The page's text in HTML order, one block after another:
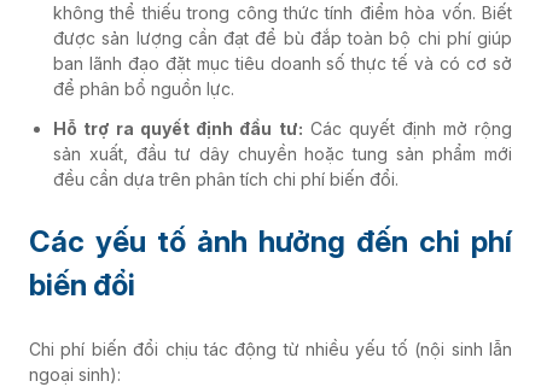
không thể thiếu trong công thức tính điểm hòa vốn. Biết
được sản lượng cần đạt để bù đắp toàn bộ chi phí giúp
ban lãnh đạo đặt mục tiêu doanh số thực tế và có cơ sở
để phân bổ nguồn lực.
Hỗ trợ ra quyết định đầu tư: Các quyết định mở rộng
sản xuất, đầu tư dây chuyền hoặc tung sản phẩm mới
đều cần dựa trên phân tích chi phí biến đổi.
Các yếu tố ảnh hưởng đến chi phí
biến đổi
Chi phí biến đổi chịu tác động từ nhiều yếu tố (nội sinh lẫn
ngoại sinh):